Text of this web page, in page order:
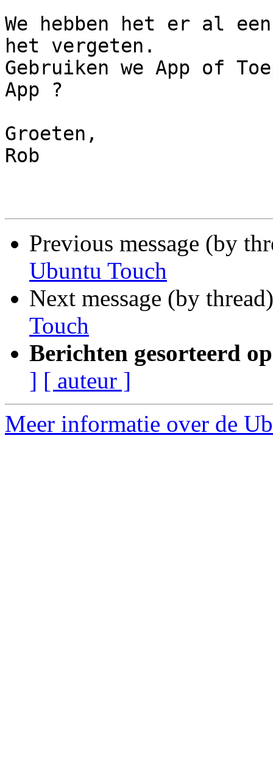
We hebben het er al
het vergeten.
Gebruiken we App of
App ?
Groeten,
Rob
Previous message (by
Ubuntu Touch
Next message (by
Touch
Berichten gesorteerd
] [ auteur ]
Meer informatie over de